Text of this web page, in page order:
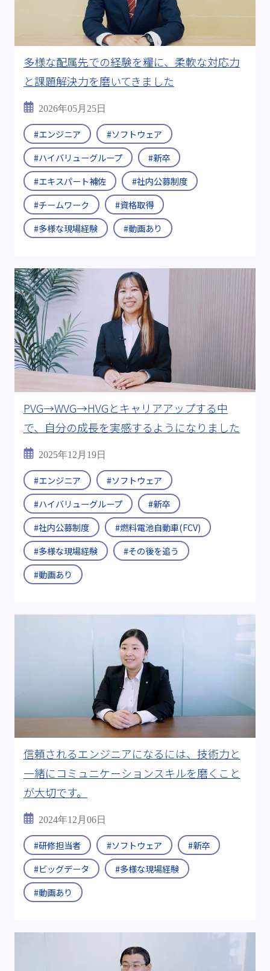
多様な配属先での経験を糧に、柔軟な対応力
と課題解決力を磨いてきました
2026年05月25日
#エンジニア
#ソフトウェア
#ハイバリューグループ
#新卒
#エキスパート補佐
#社内公募制度
#チームワーク
#資格取得
#多様な現場経験
#動画あり
PVG→WVG→HVGとキャリアアップする中
で、自分の成長を実感するようになりました
2025年12月19日
#エンジニア
#ソフトウェア
#ハイバリューグループ
#新卒
#社内公募制度
#燃料電池自動車(FCV)
#多様な現場経験
#その後を追う
#動画あり
信頼されるエンジニアになるには、技術力と
一緒にコミュニケーションスキルを磨くこと
が大切です。
2024年12月06日
#研修担当者 #ソフトウェア
#新卒
#ビッグデータ
#多様な現場経験
#動画あり